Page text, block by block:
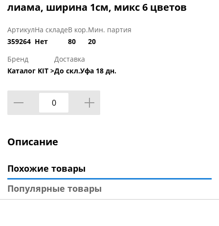
лиама, ширина 1см, микс 6 цветов
Артикул
359264
На складе
Нет
В кор.
80
Мин. партия
20
Бренд
Каталог KIT >
Доставка
До скл.Уфа 18 дн.
Описание
Похожие товары
Популярные товары